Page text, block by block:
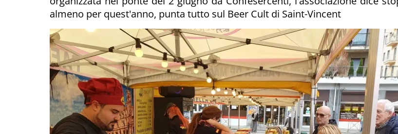
almeno per quest'anno, punta tutto sul Beer Cult di Saint-Vincent